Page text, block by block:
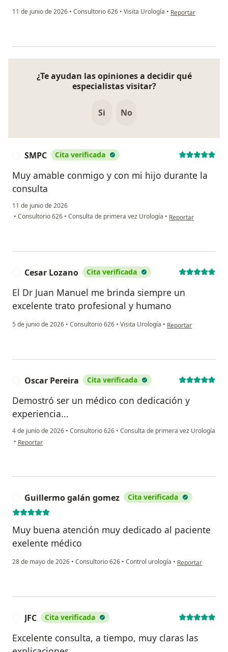
11 de junio de 2026 • Consultorio 626 • Visita Urología • en opinión del
Reportar
¿Te ayudan las opiniones a decidir qué
especialistas visitar?
Si No
SMPC Cita verificada
Muy amable conmigo y con mi hijo durante la
consulta
11 de junio de 2026
• Consultorio 626 • Consulta de primera vez Urología • en opinión del
Reportar
Cesar Lozano Cita verificada
El Dr Juan Manuel me brinda siempre un
excelente trato profesional y humano
5 de junio de 2026 • Consultorio 626 • Visita Urología • en opinión del
Reportar
Oscar Pereira Cita verificada
Demostró ser un médico con dedicación y
experiencia...
4 de junio de 2026 • Consultorio 626 • Consulta de primera vez Urología
• en opinión del usuario Oscar Pereira
Reportar
Guillermo galán gomez Cita verificada
Muy buena atención muy dedicado al paciente
exelente médico
28 de mayo de 2026 • Consultorio 626 • Control urología • en opinión del
Reportar
JFC Cita verificada
Excelente consulta, a tiempo, muy claras las